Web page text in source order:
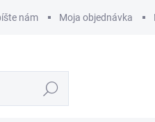
nám Moja objednávka
Hľadať